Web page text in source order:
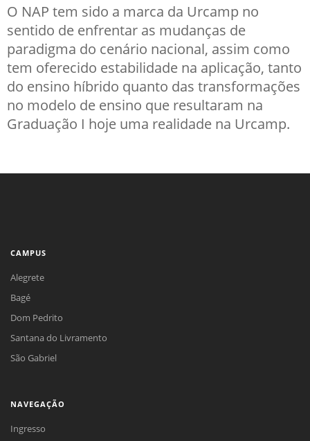
O NAP tem sido a marca da Urcamp no
sentido de enfrentar as mudanças de
paradigma do cenário nacional, assim como
tem oferecido estabilidade na aplicação, tanto
do ensino híbrido quanto das transformações
no modelo de ensino que resultaram na
Graduação I hoje uma realidade na Urcamp.
CAMPUS
Alegrete
Bagé
Dom Pedrito
Santana do Livramento
São Gabriel
NAVEGAÇÃO
Ingresso